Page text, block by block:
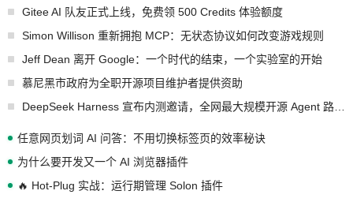
Gitee AI 队友正式上线，免费领 500 Credits 体验额度
Simon Willison 重新拥抱 MCP：无状态协议如何改变游戏规则
Jeff Dean 离开 Google：一个时代的结束，一个实验室的开始
慕尼黑市政府为全职开源项目维护者提供资助
任意网页划词 AI 问答：不用切换标签页的效率秘诀
为什么要开发又一个 AI 浏览器插件
🔥 Hot-Plug 实战：运行期管理 Solon 插件